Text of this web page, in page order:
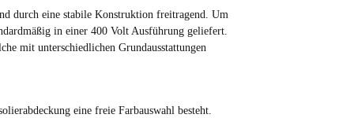
durch eine stabile Konstruktion freitragend. Um
in einer 400 Volt Ausführung geliefert.
mit unterschiedlichen Grundausstattungen
eine freie Farbauswahl besteht.